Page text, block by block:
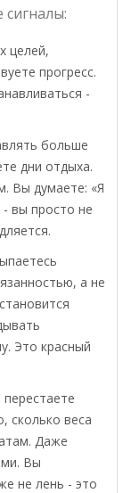
сигналы:
целей,
прогресс.
-
больше
дни отдыха.
Вы думаете: «Я
вы просто не
а не
Это красный
перестаете
сколько веса
Даже
Вы
не лень - это